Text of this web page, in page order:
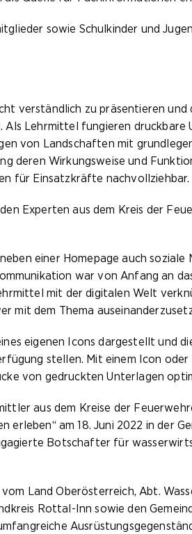
sowie Schulkinder und
verständlich zu präsentieren
Lehrmittel fungieren druckbare
von Landschaften mit
deren Wirkungsweise und
für Einsatzkräfte nachvollziehbar.
Experten aus dem Kreis der
einer Homepage auch
war von Anfang an
mit der digitalen Welt
mit dem Thema
eigenen Icons dargestellt und
stellen. Mit einem Icon
von gedruckten Unterlagen
aus dem Kreise der
erleben“ am 18. Juni 2022 in der
Botschafter für
Land Oberösterreich, Abt.
Rottal-Inn sowie den